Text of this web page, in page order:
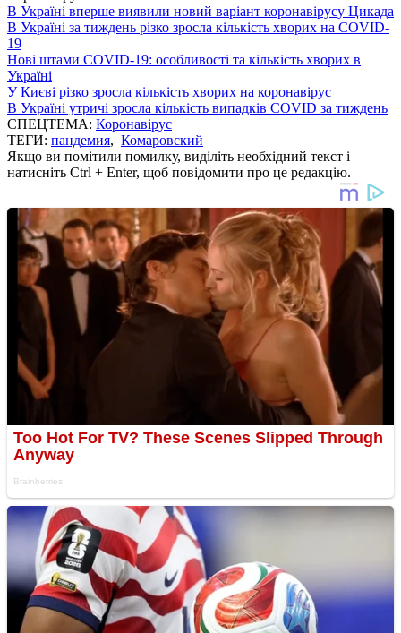
В Україні вперше виявили новий варіант коронавірусу Цикада
В Україні за тиждень різко зросла кількість хворих на COVID-
19
Нові штами COVID-19: особливості та кількість хворих в
Україні
У Києві різко зросла кількість хворих на коронавірус
В Україні утричі зросла кількість випадків COVID за тиждень
СПЕЦТЕМА: Коронавірус
ТЕГИ: пандемия, Комаровский
Якщо ви помітили помилку, виділіть необхідний текст і
натисніть Ctrl + Enter, щоб повідомити про це редакцію.